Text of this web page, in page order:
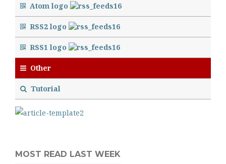
Atom logo
RSS2 logo
RSS1 logo
Other
Tutorial
MOST READ LAST WEEK